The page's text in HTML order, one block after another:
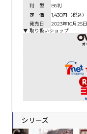
判 型
B6判
定 価
1,430円（税込）
発売日
2023年10月25日
▼ 取り扱いショップ
シリーズ